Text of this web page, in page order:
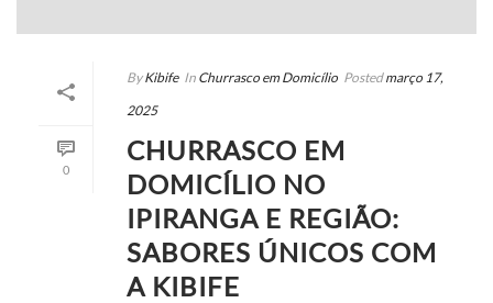
0
By Kibife In Churrasco em Domicílio Posted março 17,
2025
CHURRASCO EM
DOMICÍLIO NO
IPIRANGA E REGIÃO:
SABORES ÚNICOS COM
A KIBIFE